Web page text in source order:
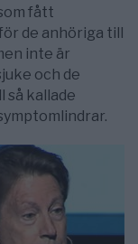
fått
de anhöriga till
inte är
och de
så kallade